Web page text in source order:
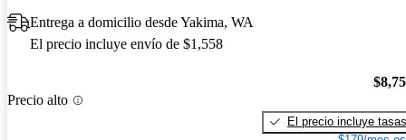
Entrega a domicilio desde Yakima, WA
El precio incluye envío de $1,558
Precio alto
El precio incluye tasas